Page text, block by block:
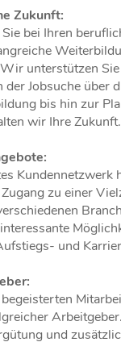
Zukunft:
bei Ihren
unterstützen
der Jobsuche über
bis hin zur
wir Ihre Zukunft.
Kundennetzwerk
zu einer
und
und